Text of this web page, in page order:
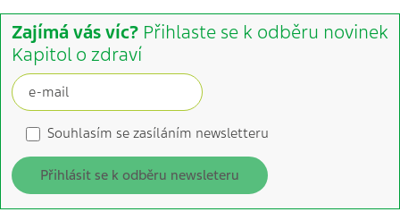
Zajímá vás víc? Přihlaste se k odběru novinek
Kapitol o zdraví
Souhlasím se zasíláním newsletteru
Přihlásit se k odběru newsleteru